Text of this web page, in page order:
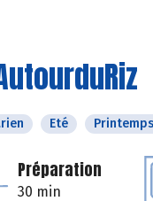
Eté Printemps
Préparation
30 min